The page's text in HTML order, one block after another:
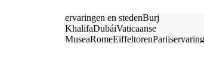
ervaringen en stedenBurj
KhalifaDubáiVaticaanse
MuseaRomeEiffeltorenParijs